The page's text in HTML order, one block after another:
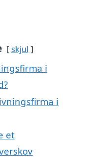
skjul
i
i
et